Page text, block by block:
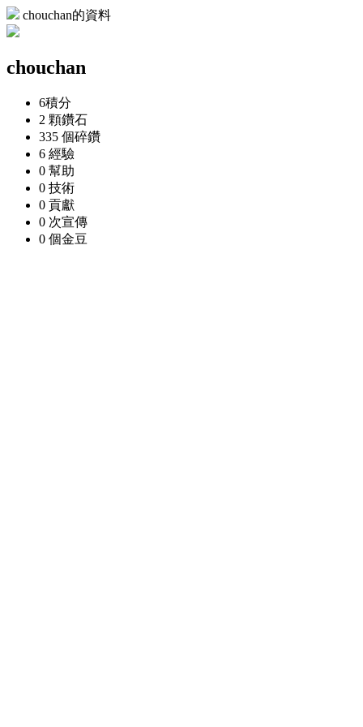
chouchan的資料
chouchan
6積分
2 顆鑽石
335 個碎鑽
6 經驗
0 幫助
0 技術
0 貢獻
0 次宣傳
0 個金豆